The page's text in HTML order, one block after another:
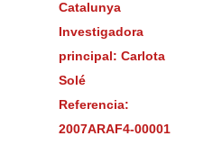
Catalunya
Investigadora
principal: Carlota
Solé
Referencia:
2007ARAF4-00001